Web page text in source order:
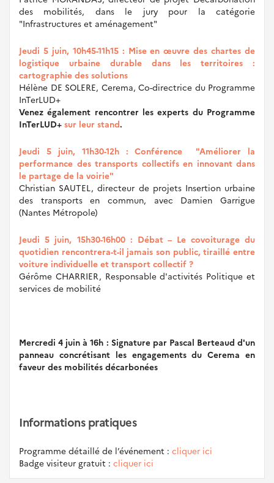
des mobilités, dans le jury pour la catégorie
"Infrastructures et aménagement"
Jeudi 5 juin, 10h45-11h15 : Mise en œuvre des chartes de
logistique urbaine durable dans les territoires :
cartographie des solutions
Hélène DE SOLERE, Cerema, Co-directrice du Programme
InTerLUD+
Venez également rencontrer les experts du Programme
InTerLUD+ sur leur stand.
Jeudi 5 juin, 11h30-12h : Conférence "Améliorer la
performance des transports collectifs en innovant dans
le partage de la voirie"
Christian SAUTEL, directeur de projets Insertion urbaine
des transports en commun, avec Damien Garrigue
(Nantes Métropole)
Jeudi 5 juin, 15h30-16h00 : Débat – Le covoiturage du
quotidien rencontrera-t-il jamais son public, tiraillé entre
voiture individuelle et transport collectif ?
Gérôme CHARRIER, Responsable d'activités Politique et
services de mobilité
Mercredi 4 juin à 16h : Signature par Pascal Berteaud d'un
panneau concrétisant les engagements du Cerema en
faveur des mobilités décarbonées
Informations pratiques
Programme détaillé de l’événement : cliquer ici
Badge visiteur gratuit : cliquer ici